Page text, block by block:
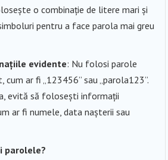
o combinație de litere mari și
pentru a face parola mai greu
evidente: Nu folosi parole
cum ar fi „123456” sau „parola123”.
evită să folosești informații
ar fi numele, data nașterii sau
parolele?